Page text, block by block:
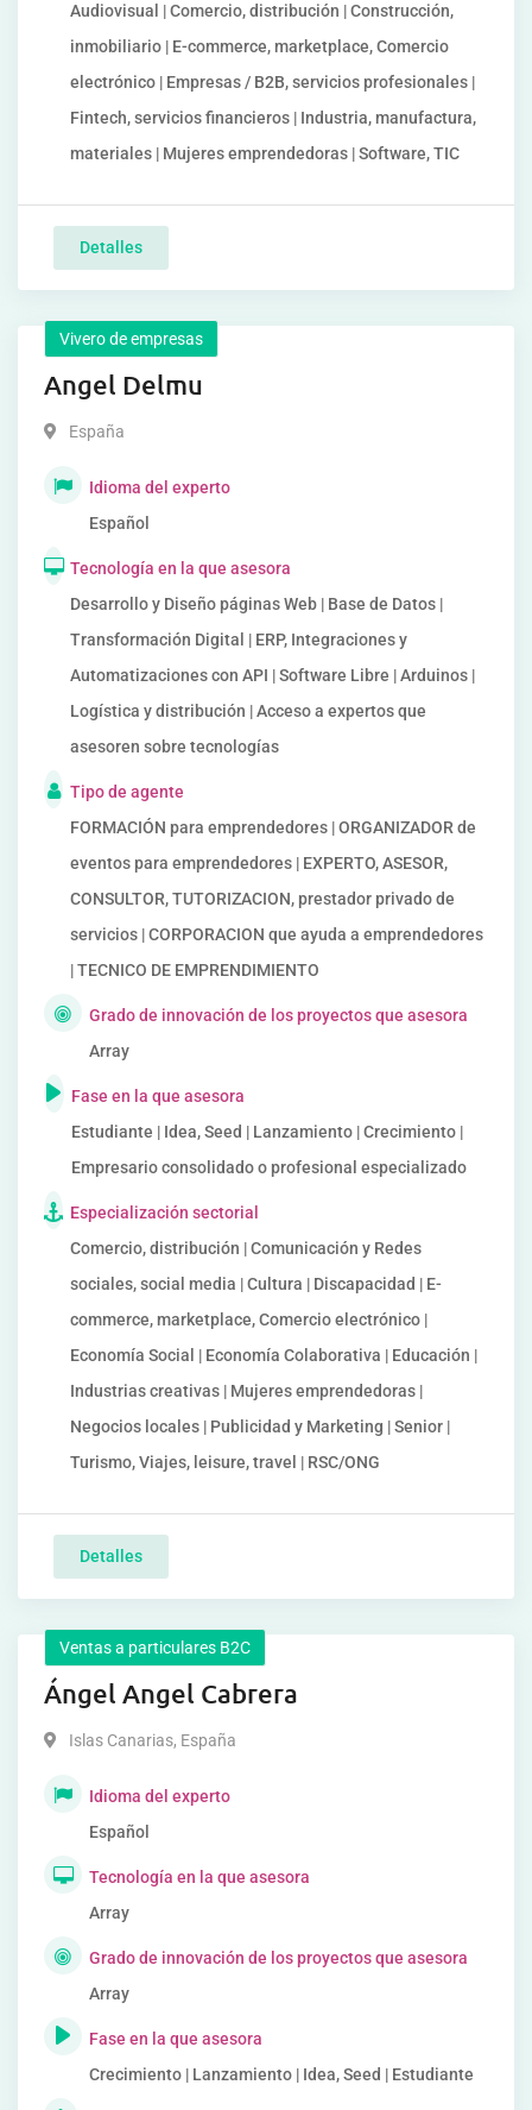
Audiovisual | Comercio, distribución | Construcción,
inmobiliario | E-commerce, marketplace, Comercio
electrónico | Empresas / B2B, servicios profesionales |
Fintech, servicios financieros | Industria, manufactura,
materiales | Mujeres emprendedoras | Software, TIC
Detalles
Vivero de empresas
Angel Delmu
España
Idioma del experto
Español
Tecnología en la que asesora
Desarrollo y Diseño páginas Web | Base de Datos |
Transformación Digital | ERP, Integraciones y
Automatizaciones con API | Software Libre | Arduinos |
Logística y distribución | Acceso a expertos que
asesoren sobre tecnologías
Tipo de agente
FORMACIÓN para emprendedores | ORGANIZADOR de
eventos para emprendedores | EXPERTO, ASESOR,
CONSULTOR, TUTORIZACION, prestador privado de
servicios | CORPORACION que ayuda a emprendedores
| TECNICO DE EMPRENDIMIENTO
Grado de innovación de los proyectos que asesora
Array
Fase en la que asesora
Estudiante | Idea, Seed | Lanzamiento | Crecimiento |
Empresario consolidado o profesional especializado
Especialización sectorial
Comercio, distribución | Comunicación y Redes
sociales, social media | Cultura | Discapacidad | E-
commerce, marketplace, Comercio electrónico |
Economía Social | Economía Colaborativa | Educación |
Industrias creativas | Mujeres emprendedoras |
Negocios locales | Publicidad y Marketing | Senior |
Turismo, Viajes, leisure, travel | RSC/ONG
Detalles
Ventas a particulares B2C
Ángel Angel Cabrera
Islas Canarias, España
Idioma del experto
Español
Tecnología en la que asesora
Array
Grado de innovación de los proyectos que asesora
Array
Fase en la que asesora
Crecimiento | Lanzamiento | Idea, Seed | Estudiante